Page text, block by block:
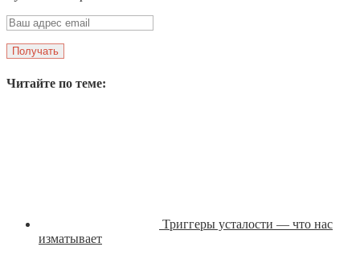
Читайте по теме:
Триггеры усталости — что нас
изматывает